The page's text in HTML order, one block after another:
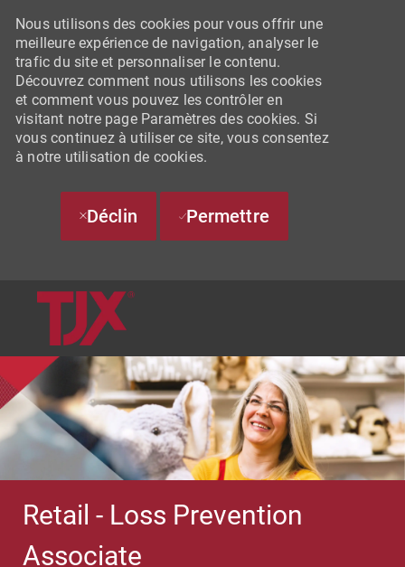
SKIP TO MAIN CONTENT
Nous utilisons des cookies pour vous offrir une
meilleure expérience de navigation, analyser le
trafic du site et personnaliser le contenu.
Découvrez comment nous utilisons les cookies
et comment vous pouvez les contrôler en
visitant notre page Paramètres des cookies. Si
vous continuez à utiliser ce site, vous consentez
à notre utilisation de cookies.
Déclin Permettre
Retail - Loss Prevention
Associate